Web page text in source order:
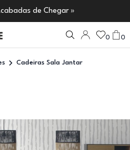
de Chegar »
0 0
Cadeiras Sala Jantar